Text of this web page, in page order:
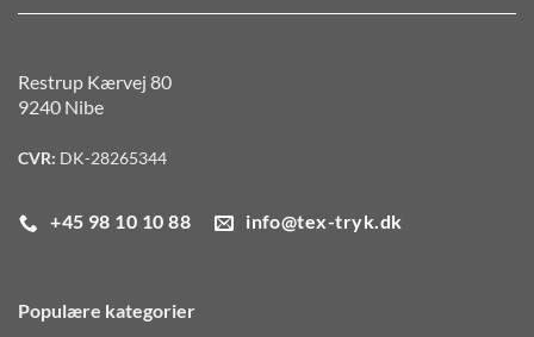
Restrup Kærvej 80
9240 Nibe
CVR: DK-28265344
+45 98 10 10 88 info@tex-tryk.dk
Populære kategorier